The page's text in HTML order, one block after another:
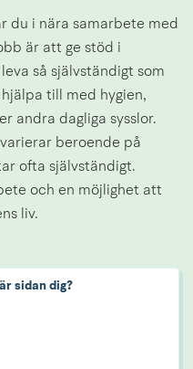
du i nära samarbete med
är att ge stöd i
så självständigt som
till med hygien,
andra dagliga sysslor.
beroende på
ofta självständigt.
och en möjlighet att
liv.
sidan dig?